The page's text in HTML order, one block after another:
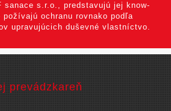
sanace s.r.o., predstavujú jej know-
požívajú ochranu rovnako podľa
upravujúcich duševné vlastníctvo.
prevádzkareň